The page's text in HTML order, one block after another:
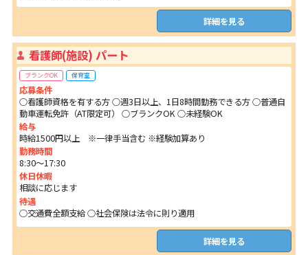
詳細を見る
看護師(施設) パート
ブランクOK 保育室
応募条件
○看護師資格を有する方 ○週3日以上、1日8時間勤務できる方 ○普通自
動車運転免許（AT限定可） ○ブランクOK ○未経験OK
給与
時給1500円以上 ※一律手当含む ※経験加算あり
勤務時間
8:30～17:30
休日休暇
相談に応じます
待遇
○交通費全額支給 ○社会保険は法令に則り適用
詳細を見る